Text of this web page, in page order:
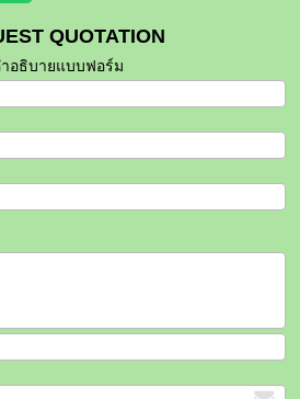
QUOTATION
อธิบายแบบฟอร์ม